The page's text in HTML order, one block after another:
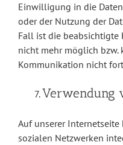
Einwilligung in die
oder der Nutzung der
Fall ist die beabsichtigte
nicht mehr möglich bzw.
Kommunikation nicht
Verwendung
Auf unserer
sozialen Netzwerken